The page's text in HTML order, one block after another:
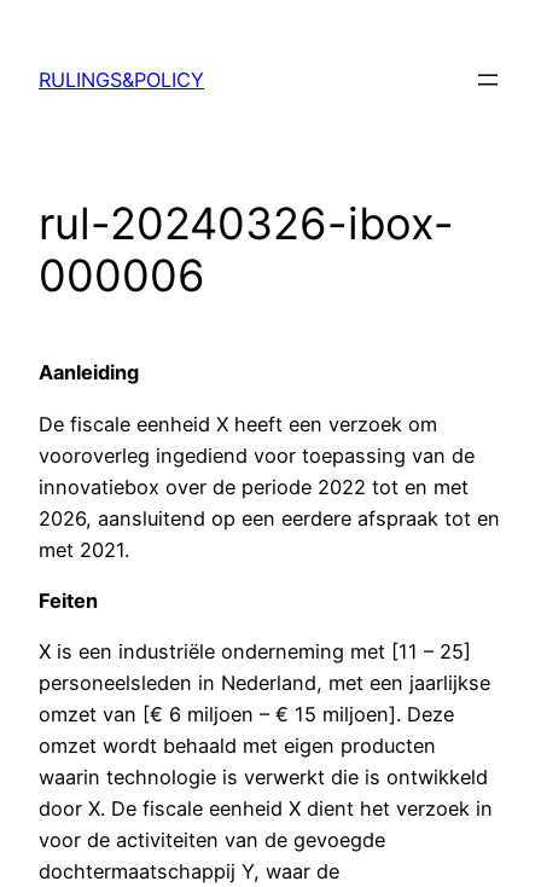
RULINGS&POLICY
rul-20240326-ibox-
000006
Aanleiding
De fiscale eenheid X heeft een verzoek om
vooroverleg ingediend voor toepassing van de
innovatiebox over de periode 2022 tot en met
2026, aansluitend op een eerdere afspraak tot en
met 2021.
Feiten
X is een industriële onderneming met [11 – 25]
personeelsleden in Nederland, met een jaarlijkse
omzet van [€ 6 miljoen – € 15 miljoen]. Deze
omzet wordt behaald met eigen producten
waarin technologie is verwerkt die is ontwikkeld
door X. De fiscale eenheid X dient het verzoek in
voor de activiteiten van de gevoegde
dochtermaatschappij Y, waar de